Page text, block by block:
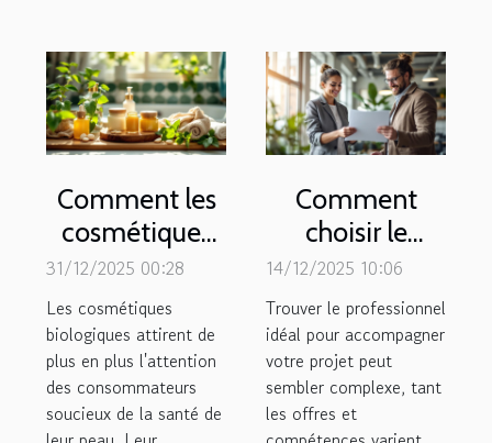
Comment les
cosmétiques
biologiques
influencent-ils
la santé de la
peau ?
31/12/2025 00:28
Les cosmétiques
biologiques attirent de
plus en plus l'attention
des consommateurs
soucieux de la santé de
Comment
choisir le
meilleur
professionnel
dans votre
domaine
d'activité ?
14/12/2025 10:06
Trouver le professionnel
idéal pour accompagner
votre projet peut
sembler complexe, tant
les offres et